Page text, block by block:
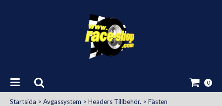
0
Startsida > Avgassystem > Headers Tillbehör. > Fästen